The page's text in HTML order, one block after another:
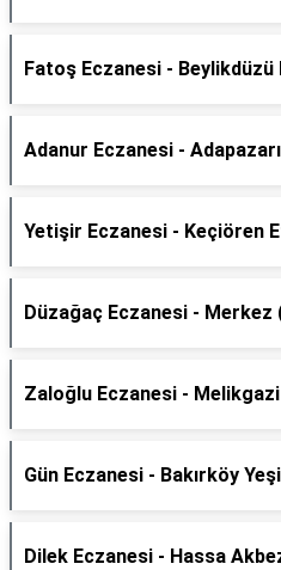
Fatoş Eczanesi -
Adanur Eczanesi -
Yetişir Eczanesi - Keçiören
Düzağaç Eczanesi - Merkez
Zaloğlu Eczanesi -
Gün Eczanesi - Bakırköy
Dilek Eczanesi - Hassa